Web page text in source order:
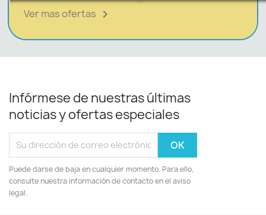
Ver mas ofertas 
Infórmese de nuestras últimas
noticias y ofertas especiales
Puede darse de baja en cualquier momento. Para ello,
consulte nuestra información de contacto en el aviso
legal.